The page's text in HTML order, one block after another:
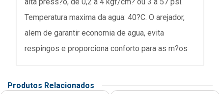
Temperatura maxima da agua: 40?C. O arejador,
alem de garantir economia de agua, evita
respingos e proporciona conforto para as m?os
Produtos Relacionados